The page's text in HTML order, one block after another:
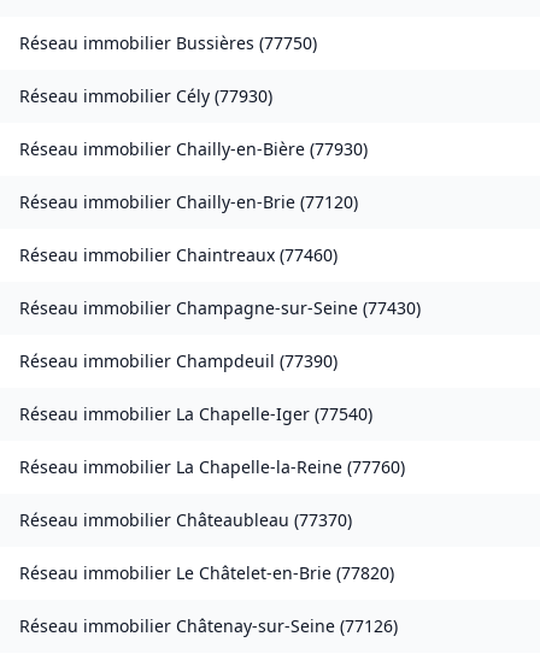
Réseau immobilier Bussières (77750)
Réseau immobilier Cély (77930)
Réseau immobilier Chailly-en-Bière (77930)
Réseau immobilier Chailly-en-Brie (77120)
Réseau immobilier Chaintreaux (77460)
Réseau immobilier Champagne-sur-Seine (77430)
Réseau immobilier Champdeuil (77390)
Réseau immobilier La Chapelle-Iger (77540)
Réseau immobilier La Chapelle-la-Reine (77760)
Réseau immobilier Châteaubleau (77370)
Réseau immobilier Le Châtelet-en-Brie (77820)
Réseau immobilier Châtenay-sur-Seine (77126)